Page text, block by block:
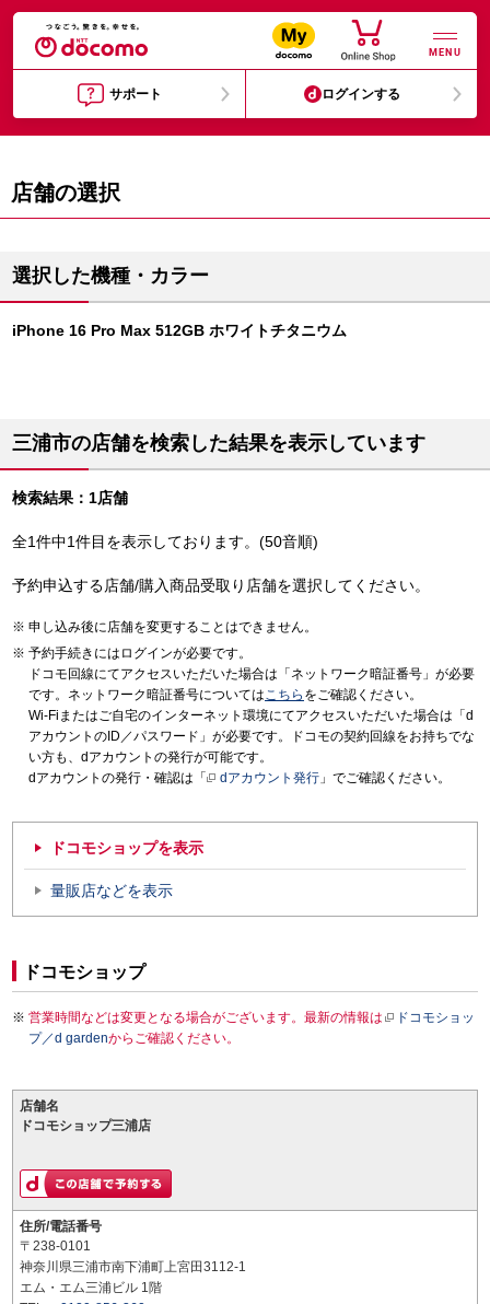
MENU
サポート ログインする
店舗の選択
選択した機種・カラー
iPhone 16 Pro Max 512GB ホワイトチタニウム
三浦市の店舗を検索した結果を表示しています
検索結果：1店舗
全1件中1件目を表示しております。(50音順)
予約申込する店舗/購入商品受取り店舗を選択してください。
申し込み後に店舗を変更することはできません。
予約手続きにはログインが必要です。
ドコモ回線にてアクセスいただいた場合は「ネットワーク暗証番号」が必要
です。ネットワーク暗証番号についてはこちら をご確認ください。
Wi-Fiまたはご自宅のインターネット環境にてアクセスいただいた場合は「d
アカウントのID／パスワード」が必要です。ドコモの契約回線をお持ちでな
い方も、dアカウントの発行が可能です。
dアカウントの発行・確認は「
dアカウント発行 」でご確認ください。
ドコモショップを表示
量販店などを表示
ドコモショップ
営業時間などは変更となる場合がございます。最新の情報は
ドコモショッ
プ／d gardenからご確認ください。
店舗名
ドコモショップ三浦店
住所/電話番号
〒238-0101
神奈川県三浦市南下浦町上宮田3112-1
エム・エム三浦ビル 1階